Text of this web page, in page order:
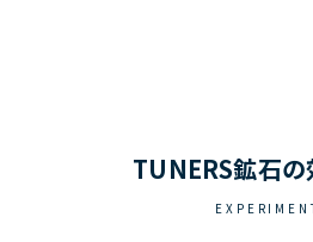
TUNERS鉱石